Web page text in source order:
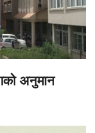
अनुमान